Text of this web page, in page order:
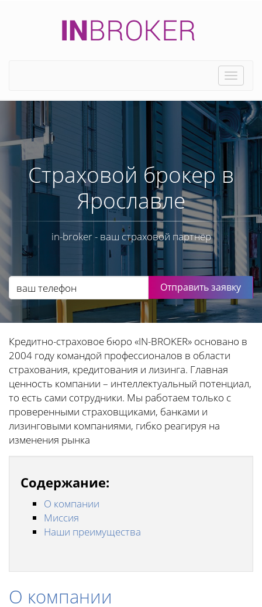
Toggle
Страховой брокер в
Ярославле
in-broker - ваш страховой партнёр
Отправить заявку
Кредитно-страховое бюро «IN-BROKER» основано в
2004 году командой профессионалов в области
страхования, кредитования и лизинга. Главная
ценность компании – интеллектуальный потенциал,
то есть сами сотрудники. Мы работаем только с
проверенными страховщиками, банками и
лизинговыми компаниями, гибко реагируя на
изменения рынка
Содержание:
О компании
Миссия
Наши преимущества
О компании